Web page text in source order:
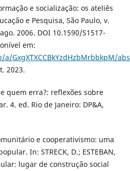
e socialização: os ateliês
e Pesquisa, São Paulo, v.
2006. DOI 10.1590/S1517-
em:
GxgXTXCCBkYzdHzbMrbbkpM/
2023.
quem erra?: reflexões sobre
4. ed. Rio de Janeiro: DP&A,
e cooperativismo: uma
In: STRECK, D.; ESTEBAN,
lugar de construção social